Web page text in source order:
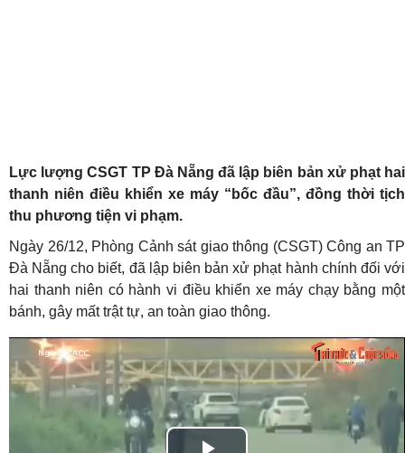
Lực lượng CSGT TP Đà Nẵng đã lập biên bản xử phạt hai
thanh niên điều khiển xe máy “bốc đầu”, đồng thời tịch
thu phương tiện vi phạm.
Ngày 26/12, Phòng Cảnh sát giao thông (CSGT) Công an TP
Đà Nẵng cho biết, đã lập biên bản xử phạt hành chính đối với
hai thanh niên có hành vi điều khiển xe máy chạy bằng một
bánh, gây mất trật tự, an toàn giao thông.